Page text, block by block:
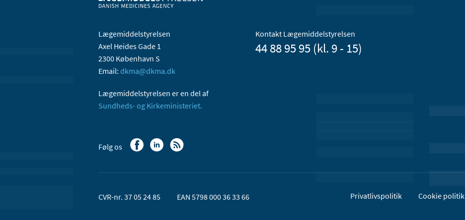
Lægemiddelstyrelsen
Axel Heides Gade 1
2300 København S
Email: dkma@dkma.dk
Lægemiddelstyrelsen er en del af
Sundheds- og Kirkeministeriet.
Kontakt Lægemiddelstyrelsen
44 88 95 95 (kl. 9 - 15)
Følg os
CVR-nr. 37 05 24 85 EAN 5798 000 36 33 66 Privatlivspolitik Cookie politik